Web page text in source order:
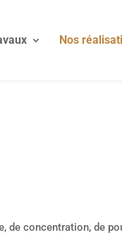
Nos
de concentration, de